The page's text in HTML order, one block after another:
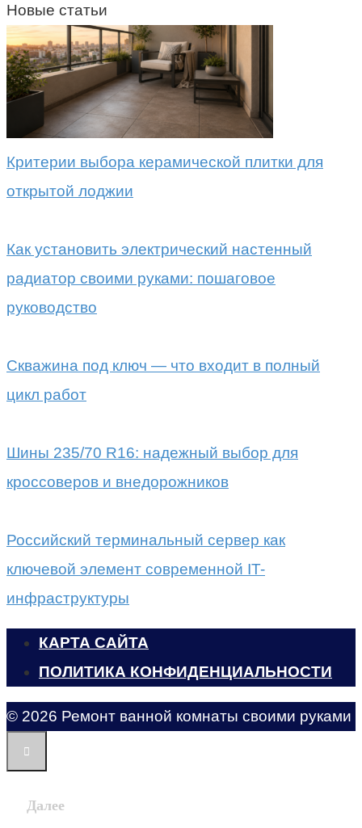
Новые статьи
Критерии выбора керамической плитки для
открытой лоджии
Как установить электрический настенный
радиатор своими руками: пошаговое
руководство
Скважина под ключ — что входит в полный
цикл работ
Шины 235/70 R16: надежный выбор для
кроссоверов и внедорожников
Российский терминальный сервер как
ключевой элемент современной IT-
инфраструктуры
КАРТА САЙТА
ПОЛИТИКА КОНФИДЕНЦИАЛЬНОСТИ
© 2026 Ремонт ванной комнаты своими руками
Далее